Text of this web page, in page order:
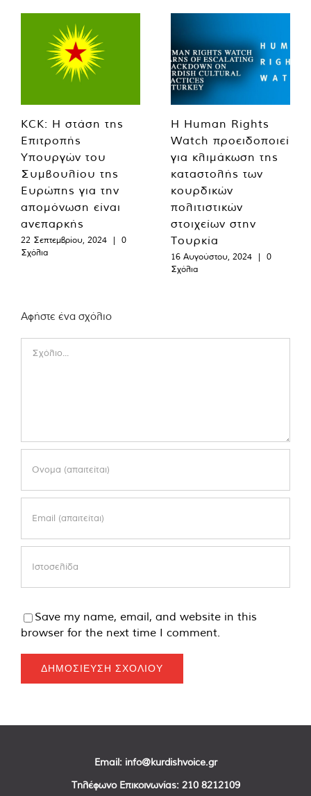
KCK: Η στάση της
Επιτροπής
Υπουργών του
Συμβουλίου της
Ευρώπης για την
απομόνωση είναι
ανεπαρκής
22 Σεπτεμβρίου, 2024 |
0
Σχόλια
Η Human Rights
Watch προειδοποιεί
για κλιμάκωση της
καταστολής των
κουρδικών
πολιτιστικών
στοιχείων στην
Τουρκία
16 Αυγούστου, 2024 |
0
Σχόλια
Αφήστε ένα σχόλιο
Save my name, email, and website in this
browser for the next time I comment.
Email: info@kurdishvoice.gr
Τηλέφωνο Επικοινωνίας: 210 8212109